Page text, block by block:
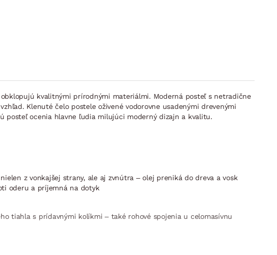
kvalitnými prírodnými materiálmi. Moderná posteľ s netradične
Klenuté čelo postele oživené vodorovne usadenými drevenými
posteľ ocenia hlavne ľudia milujúci moderný dizajn a kvalitu.
z vonkajšej strany, ale aj zvnútra – olej preniká do dreva a vosk
oderu a príjemná na dotyk
tiahla s prídavnými kolíkmi – také rohové spojenia u celomasívnu